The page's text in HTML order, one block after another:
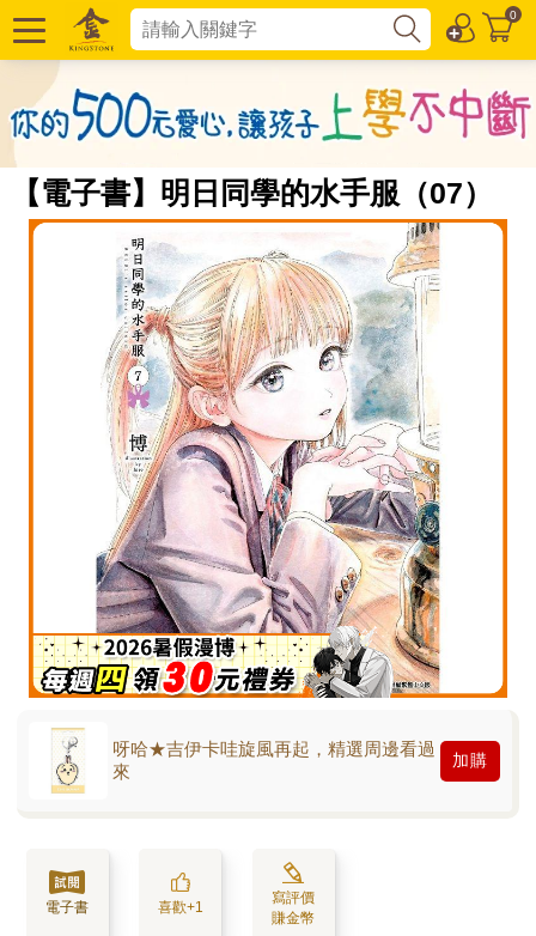
0
【電子書】明日同學的水手服（07）
呀哈★吉伊卡哇旋風再起，精選周邊看過
來
加購
電子書 喜歡+1
寫評價
賺金幣